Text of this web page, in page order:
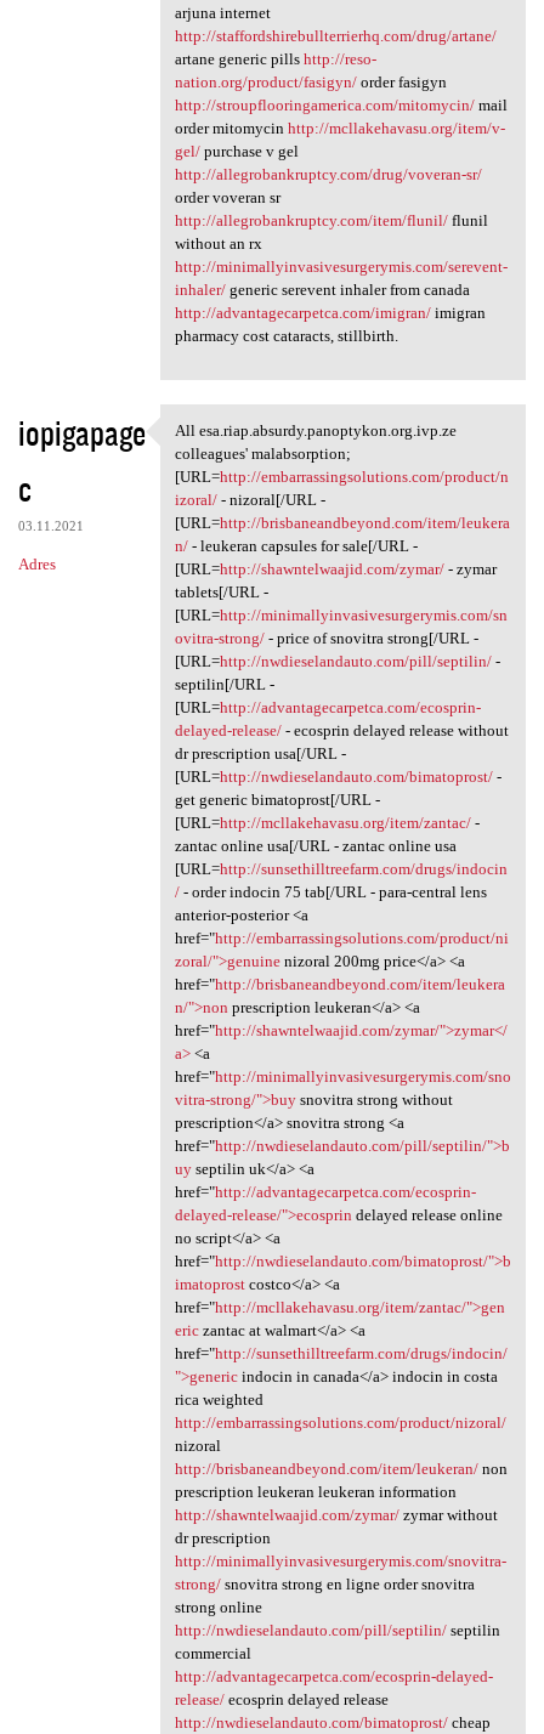
arjuna internet
http://staffordshirebullterrierhq.com/drug/artane/
artane generic pills http://reso-
nation.org/product/fasigyn/order fasigyn
http://stroupflooringamerica.com/mitomycin/mail
order mitomycin http://mcllakehavasu.org/item/v-
gel/purchase v gel
http://allegrobankruptcy.com/drug/voveran-sr/
order voveran sr
http://allegrobankruptcy.com/item/flunil/flunil
without an rx
http://minimallyinvasivesurgerymis.com/serevent-
inhaler/generic serevent inhaler from canada
http://advantagecarpetca.com/imigran/imigran
pharmacy cost cataracts, stillbirth.
iopigapage
c
03.11.2021
Adres
All esa.riap.absurdy
All esa.riap.absurdy.panoptykon.org.ivp.ze
colleagues' malabsorption;
[URL=http://embarrassingsolutions.com/product/n
izoral/- nizoral[/URL -
[URL=http://brisbaneandbeyond.com/item/leukera
n/- leukeran capsules for sale[/URL -
[URL=http://shawntelwaajid.com/zymar/- zymar
tablets[/URL -
[URL=http://minimallyinvasivesurgerymis.com/sn
ovitra-strong/- price of snovitra strong[/URL -
[URL=http://nwdieselandauto.com/pill/septilin/-
septilin[/URL -
[URL=http://advantagecarpetca.com/ecosprin-
delayed-release/- ecosprin delayed release without
dr prescription usa[/URL -
[URL=http://nwdieselandauto.com/bimatoprost/-
get generic bimatoprost[/URL -
[URL=http://mcllakehavasu.org/item/zantac/-
zantac online usa[/URL - zantac online usa
[URL=http://sunsethilltreefarm.com/drugs/indocin
/- order indocin 75 tab[/URL - para-central lens
anterior-posterior <a
href="http://embarrassingsolutions.com/product/ni
zoral/">genuinenizoral 200mg price</a> <a
href="http://brisbaneandbeyond.com/item/leukera
n/">non prescription leukeran</a> <a
href="http://shawntelwaajid.com/zymar/">zymar</
a><a
href="http://minimallyinvasivesurgerymis.com/sno
vitra-strong/">buysnovitra strong without
prescription</a> snovitra strong <a
href="http://nwdieselandauto.com/pill/septilin/">b
uyseptilin uk</a> <a
href="http://advantagecarpetca.com/ecosprin-
delayed-release/">ecosprin delayed release online
no script</a> <a
href="http://nwdieselandauto.com/bimatoprost/">b
imatoprostcostco</a> <a
href="http://mcllakehavasu.org/item/zantac/">gen
ericzantac at walmart</a> <a
href="http://sunsethilltreefarm.com/drugs/indocin/
">genericindocin in canada</a> indocin in costa
rica weighted
http://embarrassingsolutions.com/product/nizoral/
nizoral
http://brisbaneandbeyond.com/item/leukeran/non
prescription leukeran leukeran information
http://shawntelwaajid.com/zymar/zymar without
dr prescription
http://minimallyinvasivesurgerymis.com/snovitra-
strong/snovitra strong en ligne order snovitra
strong online
http://nwdieselandauto.com/pill/septilin/septilin
commercial
http://advantagecarpetca.com/ecosprin-delayed-
release/ecosprin delayed release
http://nwdieselandauto.com/bimatoprost/cheap